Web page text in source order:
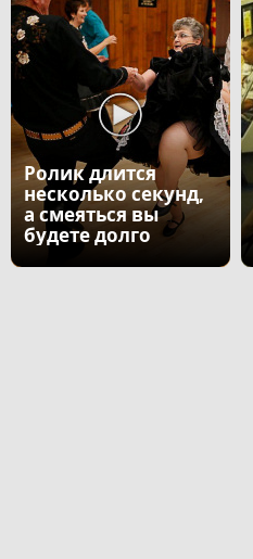
Ролик длится
несколько секунд,
а смеяться вы
будете долго